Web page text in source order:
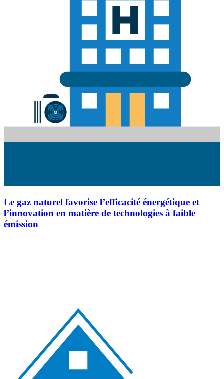
Le gaz naturel favorise l’efficacité énergétique et
l’innovation en matière de technologies à faible
émission